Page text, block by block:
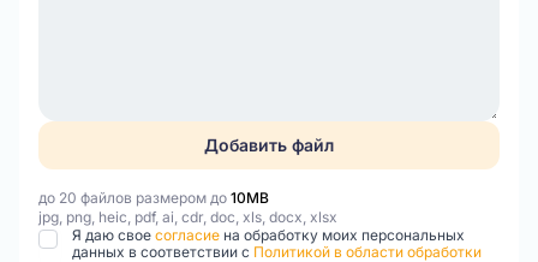
Добавить файл
до 20 файлов размером до 10MB
jpg, png, heic, pdf, ai, cdr, doc, xls, docx, xlsx
Я даю свое согласие на обработку моих персональных
данных в соответствии с Политикой в области обработки